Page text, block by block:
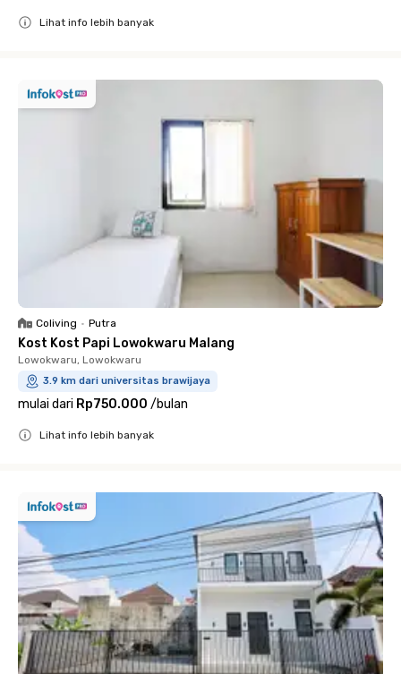
Lihat info lebih banyak
Coliving • Putra
Kost Kost Papi Lowokwaru Malang
Lowokwaru, Lowokwaru
3.9 km dari universitas brawijaya
mulai dari Rp750.000 /bulan
Lihat info lebih banyak